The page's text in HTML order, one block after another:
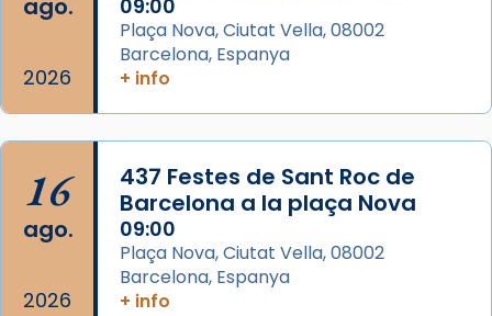
frare Joan Gaspar Roig, afirma en una obra
que les santes són filles de l’antiga Iluro.
Mataró en reivindicarà les relíq
...
ago.
2026
09:00
Plaça Nova, Ciutat Vella, 08002
Barcelona, Espanya
+ info
16
ago.
2026
437 Festes de Sant Roc de
Barcelona a la plaça Nova
09:00
Plaça Nova, Ciutat Vella, 08002
Barcelona, Espanya
+ info